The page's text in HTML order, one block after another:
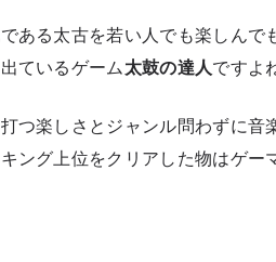
ある太古を若い人でも楽しんで
ているゲーム太鼓の達人ですよ
つ楽しさとジャンル問わずに音
ング上位をクリアした物はゲー